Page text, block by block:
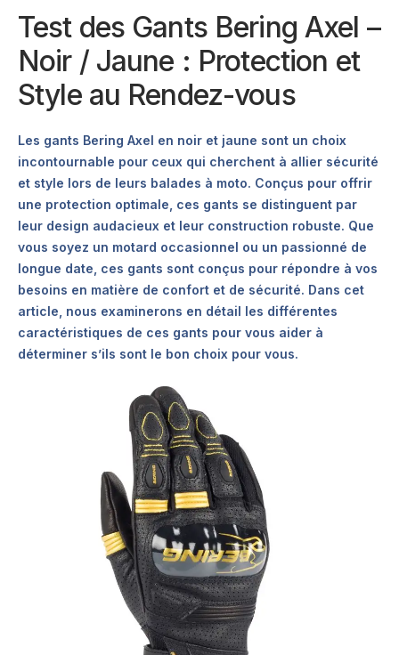
Test des Gants Bering Axel –
Noir / Jaune : Protection et
Style au Rendez-vous
Les gants Bering Axel en noir et jaune sont un choix
incontournable pour ceux qui cherchent à allier sécurité
et style lors de leurs balades à moto. Conçus pour offrir
une protection optimale, ces gants se distinguent par
leur design audacieux et leur construction robuste. Que
vous soyez un motard occasionnel ou un passionné de
longue date, ces gants sont conçus pour répondre à vos
besoins en matière de confort et de sécurité. Dans cet
article, nous examinerons en détail les différentes
caractéristiques de ces gants pour vous aider à
déterminer s’ils sont le bon choix pour vous.